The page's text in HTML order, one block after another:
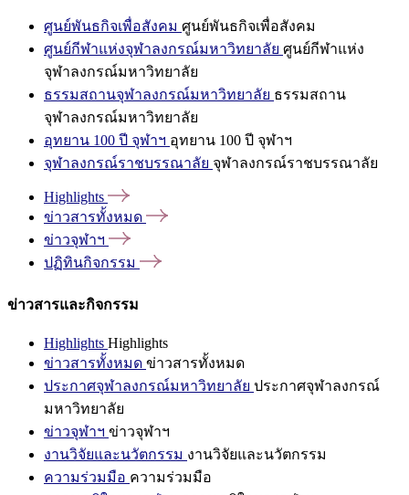
ศูนย์พันธกิจเพื่อสังคม ศูนย์พันธกิจเพื่อสังคม
ศูนย์กีฬาแห่งจุฬาลงกรณ์มหาวิทยาลัย ศูนย์กีฬาแห่ง
จุฬาลงกรณ์มหาวิทยาลัย
ธรรมสถานจุฬาลงกรณ์มหาวิทยาลัย ธรรมสถาน
จุฬาลงกรณ์มหาวิทยาลัย
อุทยาน 100 ปี จุฬาฯ อุทยาน 100 ปี จุฬาฯ
จุฬาลงกรณ์ราชบรรณาลัย จุฬาลงกรณ์ราชบรรณาลัย
Highlights
ข่าวสารทั้งหมด
ข่าวจุฬาฯ
ปฏิทินกิจกรรม
ข่าวสารและกิจกรรม
Highlights Highlights
ข่าวสารทั้งหมด ข่าวสารทั้งหมด
ประกาศจุฬาลงกรณ์มหาวิทยาลัย ประกาศจุฬาลงกรณ์
มหาวิทยาลัย
ข่าวจุฬาฯ ข่าวจุฬาฯ
งานวิจัยและนวัตกรรม งานวิจัยและนวัตกรรม
ความร่วมมือ ความร่วมมือ